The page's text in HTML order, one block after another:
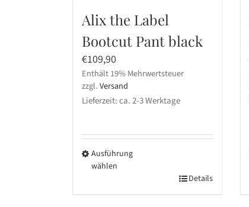
Alix the Label
Bootcut Pant black
€109,90
Enthält 19% Mehrwertsteuer
zzgl.Versand
Lieferzeit: ca. 2-3 Werktage
Ausführung
wählen
Details